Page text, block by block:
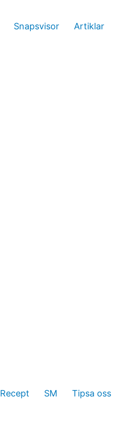
Snapsvisor Artiklar
Recept SM Tipsa oss